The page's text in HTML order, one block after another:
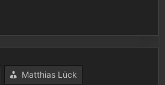
Matthias Lück